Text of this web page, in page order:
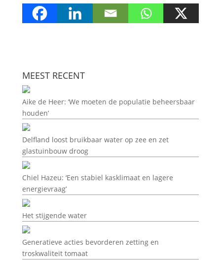
MEEST RECENT
Aike de Heer: ‘We moeten de populatie beheersbaar
houden’
Delfland loost bruikbaar water op zee en zet
glastuinbouw droog
Chiel Hazeu: ‘Een stabiel kasklimaat en lagere
energievraag’
Het stijgende water
Generatieve acties bevorderen zetting en
troskwaliteit tomaat